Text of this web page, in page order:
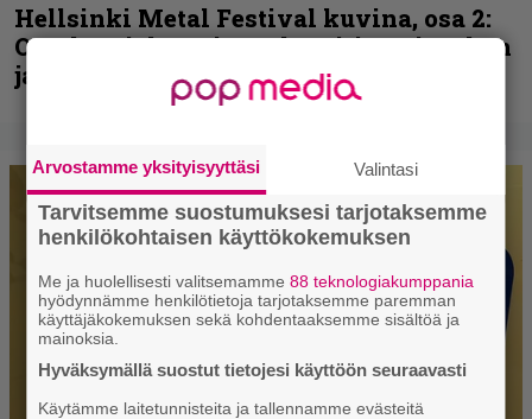
Hellsinki Metal Festival kuvina, osa 2:
Opeth, Misþyrming, Eluveitie, Triptykon
ja muita lauantain esiintyjiä
Arvostamme yksityisyyttäsi Valintasi
Tarvitsemme suostumuksesi tarjotaksemme
henkilökohtaisen käyttökokemuksen
Me ja huolellisesti valitsemamme88 teknologiakumppania
hyödynnämme henkilötietoja tarjotaksemme paremman
käyttäjäkokemuksen sekä kohdentaaksemme sisältöä ja
mainoksia.
Hyväksymällä suostut tietojesi käyttöön seuraavasti
Käytämme laitetunnisteita ja tallennamme evästeitä